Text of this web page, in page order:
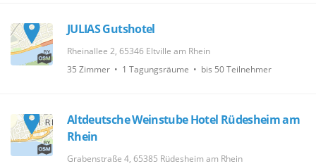
JULIAS Gutshotel
Rheinallee 2, 65346 Eltville am Rhein
35 Zimmer • 1 Tagungsräume • bis 50 Teilnehmer
Altdeutsche Weinstube Hotel Rüdesheim am
Rhein
Grabenstraße 4, 65385 Rüdesheim am Rhein